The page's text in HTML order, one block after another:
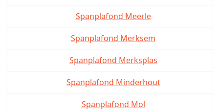
Spanplafond Meerle
Spanplafond Merksem
Spanplafond Merksplas
Spanplafond Minderhout
Spanplafond Mol